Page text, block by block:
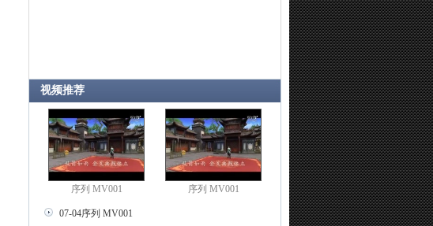
视频推荐
序列 MV001 序列 MV001
07-04序列 MV001